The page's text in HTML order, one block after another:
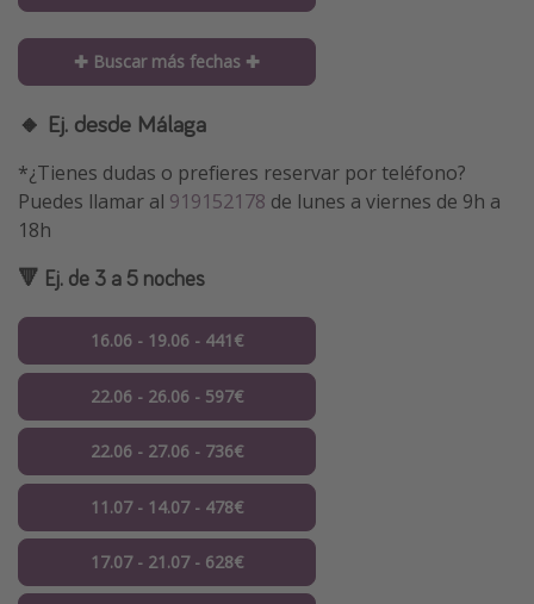
✚ Buscar más fechas ✚
🔸 Ej. desde Málaga
*¿Tienes dudas o prefieres reservar por teléfono?
Puedes llamar al 919152178 de lunes a viernes de 9h a
18h
🔻 Ej. de 3 a 5 noches
16.06 - 19.06 - 441€
22.06 - 26.06 - 597€
22.06 - 27.06 - 736€
11.07 - 14.07 - 478€
17.07 - 21.07 - 628€